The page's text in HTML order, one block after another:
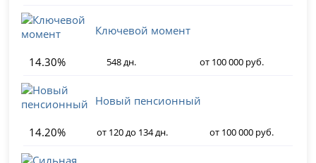
Ключевой момент
14.30% 548 дн. от 100 000 руб.
Новый пенсионный
14.20% от 120 до 134 дн. от 100 000 руб.